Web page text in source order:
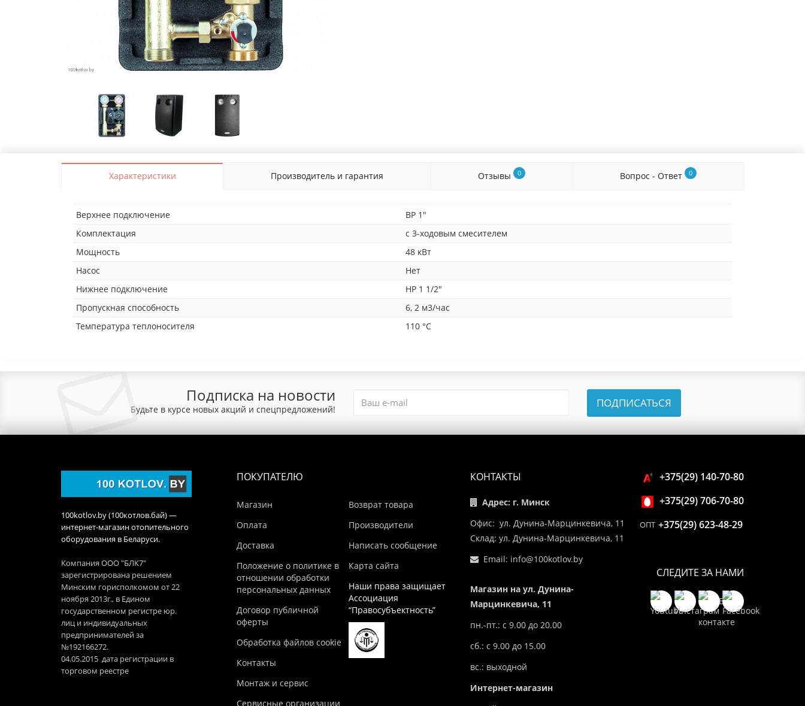
Характеристики Производитель и гарантия Отзывы 0 Вопрос - Ответ 0
Верхнее подключение
BP 1"
Комплектация
с 3-ходовым смесителем
Мощность
48 кВт
Насос
Нет
Нижнее подключение
HP 1 1/2"
Пропускная способность
6, 2 м3/час
Температура теплоносителя
110 °С
Подписка на новости
Будьте в курсе новых акций и спецпредложений! ПОДПИСАТЬСЯ
100kotlov.by (100котлов.бай) —
интернет-магазин отопительного
оборудования в Беларуси.
Компания ООО "БЛК7"
зарегистрирована решением
Минским горисполкомом от 22
ноября 2013г., в Едином
государственном регистре юр.
лиц и индивидуальных
предпринимателей за
№192166272.
04.05.2015 дата регистрации в
торговом реестре
ПОКУПАТЕЛЮ
Магазин
Оплата
Доставка
Положение о политике в
отношении обработки
персональных данных
Договор публичной
оферты
Обработка файлов cookie
Контакты
Монтаж и сервис
Сервисные организации
Возврат товара
Производители
Написать сообщение
Карта сайта
Наши права защищает
Ассоциация
“Правосубъектность”
КОНТАКТЫ
Адрес: г. Минск
Офис: ул. Дунина-Марцинкевича, 11
Склад: ул. Дунина-Марцинкевича, 11
Email: info@100kotlov.by
Магазин на ул. Дунина-
Марцинкевича, 11
пн.-пт.: с 9.00 до 20.00
сб.: с 9.00 до 15.00
вс.: выходной
Интернет-магазин
+375(29) 140-70-80
+375(29) 706-70-80
ОПТ +375(29) 623-48-29
СЛЕДИТЕ ЗА НАМИ